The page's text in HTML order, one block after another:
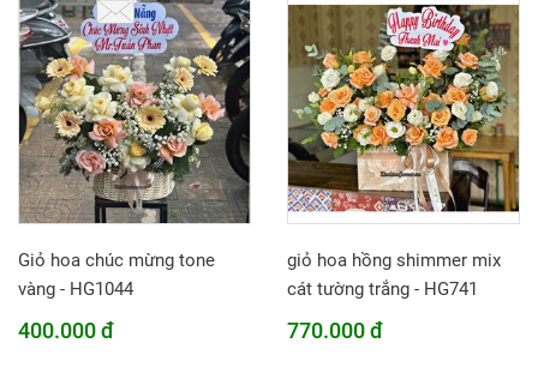
Giỏ hoa chúc mừng tone
vàng - HG1044
400.000 đ
giỏ hoa hồng shimmer mix
cát tường trắng - HG741
770.000 đ